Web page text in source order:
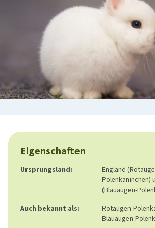
Eigenschaften
Ursprungsland:
England
Polenkaninchen)
(Blauaugen-
Auch bekannt als:
Rotaugen-
Blauaugen-